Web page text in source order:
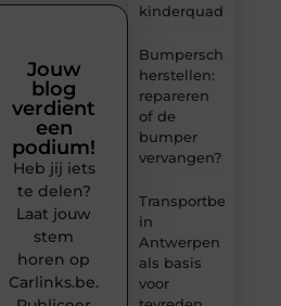
kinderquad?
Bumperschade
herstellen:
repareren
of de
bumper
vervangen?
Transportbedrijf
in
Antwerpen
als basis
voor
Jouw
blog
verdient
een
podium!
Heb jij iets
te delen?
Laat jouw
stem
horen op
Carlinks.be.